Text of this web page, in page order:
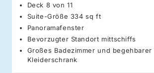
Deck 8 von 11
Suite-Größe 334 sq ft
Panoramafenster
Bevorzugter Standort mittschiffs
Großes Badezimmer und begehbarer
Kleiderschrank